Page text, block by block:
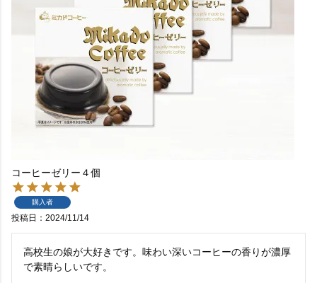
コーヒーゼリー４個
購入者
投稿日 2024/11/14
高校生の娘が大好きです。味わい深いコーヒーの香りが濃厚
で素晴らしいです。